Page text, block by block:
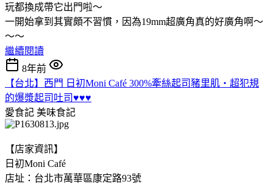
玩都換成帶它出門啦～
一開始拿到其實頗不習慣，因為19mm超廣角真的好廣角啊～
～～
繼續閱讀
8年前
【台北】西門 日初Moni Café 300%牽絲起司豬里肌‧超犯規
的爆漿起司吐司♥♥♥
愛食記 美味食記
【店家資訊】
日初Moni Café
店址：台北市萬華區康定路93號